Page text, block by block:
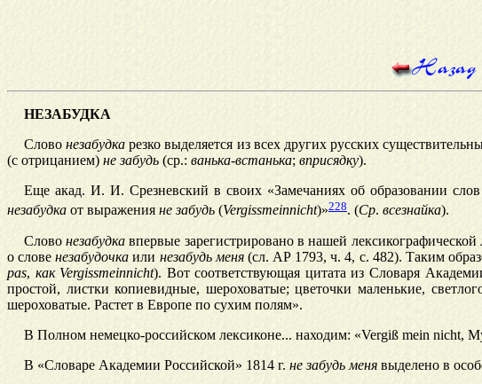
НЕЗАБУДКА
Словонезабудка резко выделяется из всех других русских
(с отрицанием) не забудь (ср.: ванька-встанька; вприсядку).
Еще акад. И. И. Срезневский в своих «Замечаниях об образовании
незабудка от выражения не забудь (Vergissmeinnicht)»228. (Ср. всезнайка).
Словонезабудка впервые зарегистрировано в нашей
о словенезабудочка или незабудь меня(сл. АР 1793, ч. 4, с. 482). Таким
раs, как Vergissmeinnicht). Вот соответствующая цитата из Словаря
простой, листки копиевидные, шероховатые; цветочки маленькие,
шероховатые. Растет в Европе по сухим полям».
В Полном немецко-российском лексиконе... находим: «Vergiß mein nicht,
В «Словаре Академии Российской» 1814 г. не забудь менявыделено в